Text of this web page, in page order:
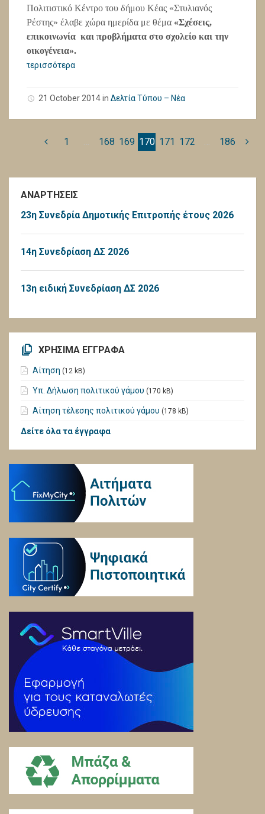
Πολιτιστικό Κέντρο του δήμου Κέας «Στυλιανός
Ρέστης» έλαβε χώρα ημερίδα με θέμα «Σχέσεις,
επικοινωνία και προβλήματα στο σχολείο και την
οικογένεια».
περισσότερα
21 October 2014in Δελτία Τύπου – Νέα
1 … 168 169 170 171 172 … 186
ΑΝΑΡΤΗΣΕΙΣ
23η Συνεδρία Δημοτικής Επιτροπής έτους 2026
14η Συνεδρίαση ΔΣ 2026
13η ειδική Συνεδρίαση ΔΣ 2026
ΧΡΗΣΙΜΑ ΕΓΓΡΑΦΑ
Αίτηση (12 kB)
Υπ. Δήλωση πολιτικού γάμου (170 kB)
Αίτηση τέλεσης πολιτικού γάμου (178 kB)
Δείτε όλα τα έγγραφα